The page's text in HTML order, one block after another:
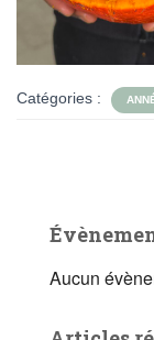
Catégories :
Aucun